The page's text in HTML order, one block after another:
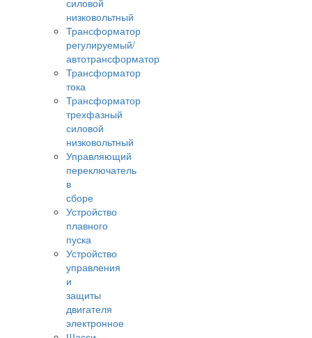
силовой
низковольтный
Трансформатор
регулируемый/
автотрансформатор
Трансформатор
тока
Трансформатор
трехфазный
силовой
низковольтный
Управляющий
переключатель
в
сборе
Устройство
плавного
пуска
Устройство
управления
и
защиты
двигателя
электронное